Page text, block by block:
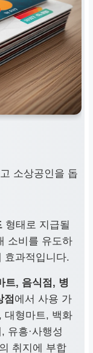
소상공인을 돕
형태로 지급될
소비를 유도하
효과적입니다.
트, 음식점, 병
점 에서 사용 가
대형마트, 백화
유흥·사행성
취지에 부합